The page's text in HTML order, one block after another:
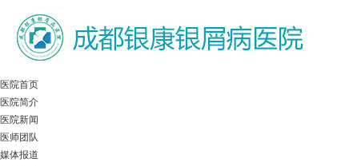
医院首页
医院简介
医院新闻
医师团队
媒体报道